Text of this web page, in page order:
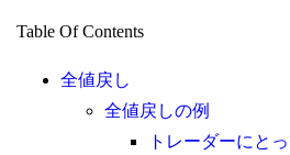
Table Of Contents
全値戻し
全値戻しの例
トレーダーにと